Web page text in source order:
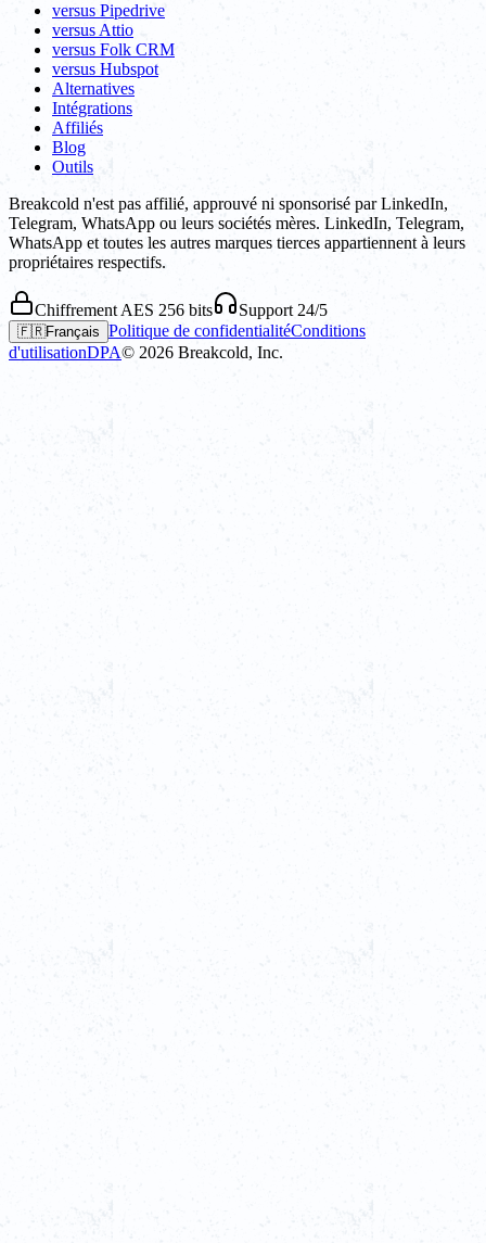
versus Pipedrive
versus Attio
versus Folk CRM
versus Hubspot
Alternatives
Intégrations
Affiliés
Blog
Outils
Breakcold n'est pas affilié, approuvé ni sponsorisé par LinkedIn,
Telegram, WhatsApp ou leurs sociétés mères. LinkedIn, Telegram,
WhatsApp et toutes les autres marques tierces appartiennent à leurs
propriétaires respectifs.
Chiffrement AES 256 bits Support 24/5
🇫🇷Français Politique de confidentialitéConditions
d'utilisationDPA© 2026 Breakcold, Inc.